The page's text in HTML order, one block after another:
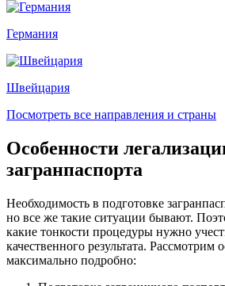
Германия
Швейцария
Посмотреть все направления и страны
Особенности
загранпаспорта
Необходимость в подготовке
но все же такие ситуации бывают.
какие тонкости процедуры нужно
качественного результата.
максимально подробно: